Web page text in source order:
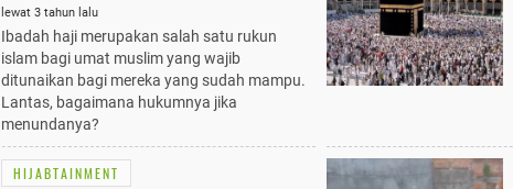
lewat 3 tahun lalu
Ibadah haji merupakan salah satu rukun
islam bagi umat muslim yang wajib
ditunaikan bagi mereka yang sudah mampu.
Lantas, bagaimana hukumnya jika
menundanya?
HIJABTAINMENT